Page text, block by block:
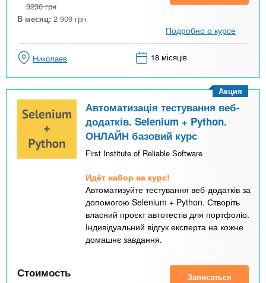
3230 грн
В месяц: 2 909 грн
Подробно о курсе
Николаев 18 місяців
Автоматизація тестування веб-
додатків. Selenium + Python.
ОНЛАЙН базовий курс
First Institute of Reliable Software
Идёт набор на курс!
Автоматизуйте тестування веб-додатків за
допомогою Selenium + Python. Створіть
власний проєкт автотестів для портфоліо.
Індивідуальний відгук експерта на кожне
домашнє завдання.
Акция
Стоимость Записаться